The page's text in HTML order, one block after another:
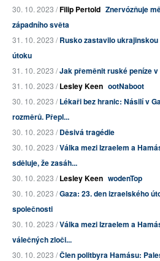
30. 10. 2023 /Filip Pertold Znervózňuje
západního světa
31. 10. 2023 /Rusko zastavilo
útoku
31. 10. 2023 /Jak přeměnit ruské peníze
31. 10. 2023 /Lesley Keen ootNaboot
30. 10. 2023 /Lékaři bez hranic: Násilí v
rozměrů. Přepl...
30. 10. 2023 /Děsivá tragédie
30. 10. 2023 /Válka mezi Izraelem a
sděluje, že zasáh...
30. 10. 2023 /Lesley Keen wodenTop
30. 10. 2023 /Gaza: 23. den izraelského
společnosti
30. 10. 2023 /Válka mezi Izraelem a
válečných zloči...
30. 10. 2023 /Člen politbyra Hamásu: